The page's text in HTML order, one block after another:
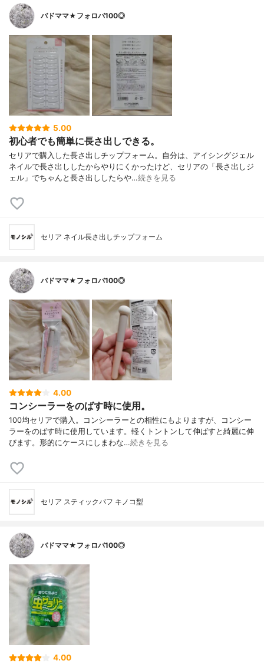
バドママ★フォロバ100◎
5.00
初心者でも簡単に長さ出しできる。
セリアで購入した長さ出しチップフォーム。自分は、アイシングジェル
ネイルで長さ出ししたからやりにくかったけど、セリアの「長さ出しジ
ェル」でちゃんと長さ出ししたらや…続きを見る
セリア ネイル長さ出しチップフォーム
バドママ★フォロバ100◎
4.00
コンシーラーをのばす時に使用。
100均セリアで購入。コンシーラーとの相性にもよりますが、コンシー
ラーをのばす時に使用しています。軽くトントンして伸ばすと綺麗に伸
びます。形的にケースにしまわな…続きを見る
セリア スティックパフ キノコ型
バドママ★フォロバ100◎
4.00